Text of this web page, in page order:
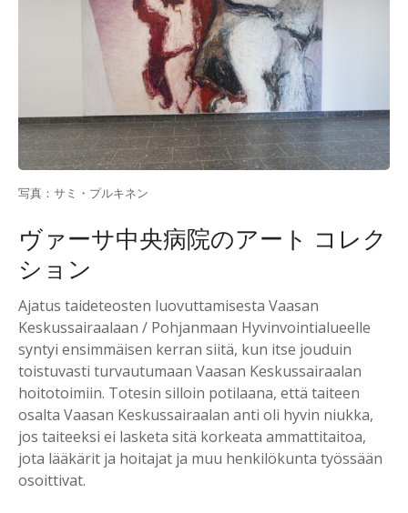
写真：サミ・プルキネン
ヴァーサ中央病院のアート コレク
ション
Ajatus taideteosten luovuttamisesta Vaasan
Keskussairaalaan / Pohjanmaan Hyvinvointialueelle
syntyi ensimmäisen kerran siitä, kun itse jouduin
toistuvasti turvautumaan Vaasan Keskussairaalan
hoitotoimiin. Totesin silloin potilaana, että taiteen
osalta Vaasan Keskussairaalan anti oli hyvin niukka,
jos taiteeksi ei lasketa sitä korkeata ammattitaitoa,
jota lääkärit ja hoitajat ja muu henkilökunta työssään
osoittivat.